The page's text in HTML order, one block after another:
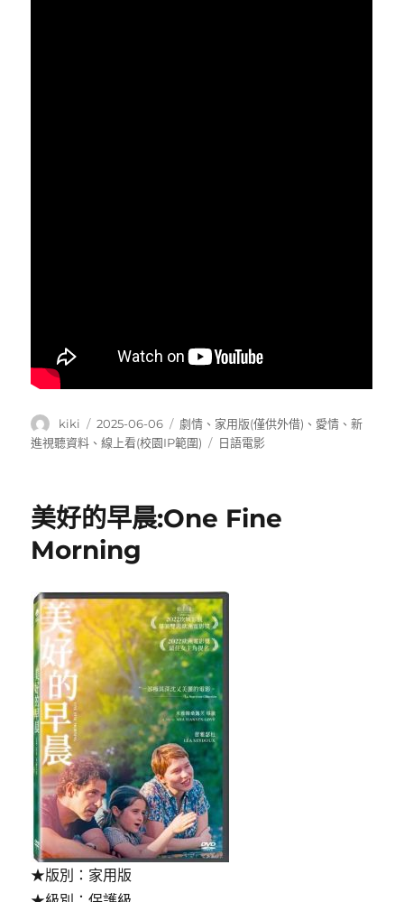
作
者
kiki
發
佈
2025-06-06
分
類
劇情 、 家用版(僅供外借) 、 愛情 、新
進視聽資料 、線上看(校園IP範圍)
標
日語電影
美好的早晨:One Fine
Morning
★版別：家用版